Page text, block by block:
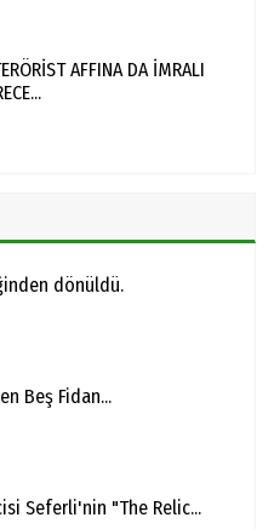
AFFINA DA İMRALI
dönüldü.
Beş Fidan...
Seferli'nin "The Relic...